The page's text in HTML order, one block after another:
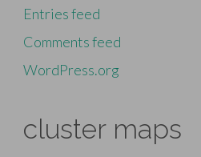
Entries feed
Comments feed
WordPress.org
cluster maps